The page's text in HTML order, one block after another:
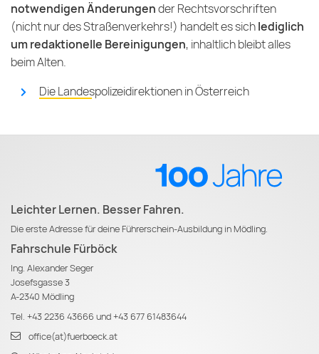
notwendigen Änderungender Rechtsvorschriften
(nicht nur des Straßenverkehrs!) handelt es sichlediglich
um redaktionelle Bereinigungen, inhaltlich bleibt alles
beim Alten.
Die Landespolizeidirektionen in Österreich
Leichter Lernen. Besser Fahren.
Die erste Adresse für deine Führerschein-Ausbildung in Mödling.
Fahrschule Fürböck
Ing. Alexander Seger
Josefsgasse 3
A-2340 Mödling
Tel. +43 2236 43666 und+43 677 61483644
office(at)fuerboeck.at